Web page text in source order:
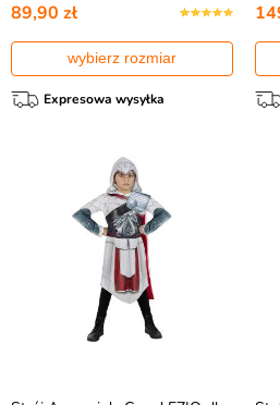
89,90 zł
wybierz rozmiar
Expresowa wysyłka